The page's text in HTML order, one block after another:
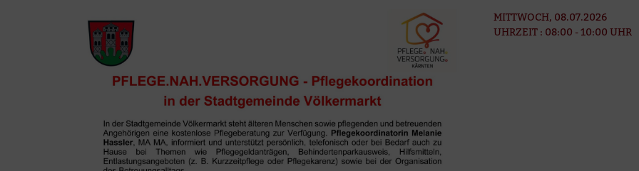
MITTWOCH, 08.07.2026
UHRZEIT : 08:00 - 10:00 UHR